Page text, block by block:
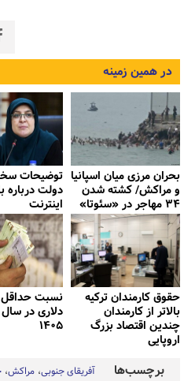
در همین زمینه
بحران مرزی میان اسپانیا
و مراکش/ کشته شدن
۳۴ مهاجر در «سئوتا»
توضیحات
دولت درباره
اینترنت
حقوق کارمندان ترکیه
بالاتر از کارمندان
چندین اقتصاد بزرگ
اروپایی
نسبت حداقل
۱۴۰۵
برچسب‌ها آفریقای جنوبی مراکش